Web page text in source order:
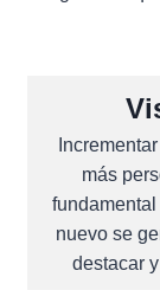
más
nuevo se
destacar